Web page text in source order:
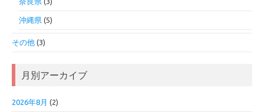
沖縄県 (5)
その他 (3)
月別アーカイブ
2026年8月 (2)